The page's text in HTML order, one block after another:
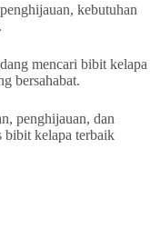
kebutuhan
mencari bibit kelapa
bersahabat.
penghijauan, dan
bibit kelapa terbaik